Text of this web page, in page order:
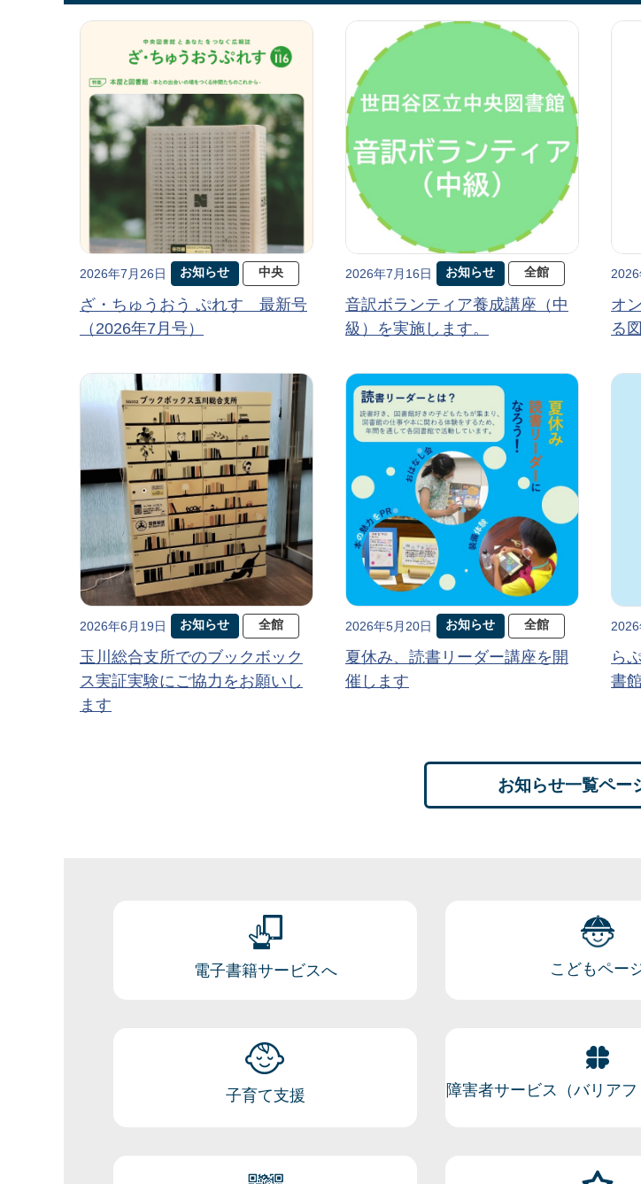
2026年7月26日 お知らせ 中央
ざ・ちゅうおう ぷれす 最新号
（2026年7月号）
2026年7月16日 お知らせ 全館
音訳ボランティア養成講座（中
級）を実施します。
オ
る
2026年6月19日 お知らせ 全館
玉川総合支所でのブックボック
ス実証実験にご協力をお願いし
ます
2026年5月20日 お知らせ 全館
夏休み、読書リーダー講座を開
催します
2026
ら
書
お知らせ一覧ペー
電子書籍サービスへ こどもペー
子育て支援 障害者サービス（バリアフ